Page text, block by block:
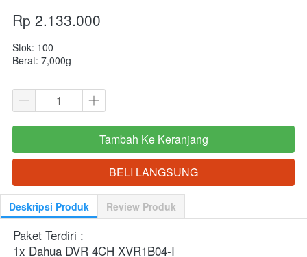
Rp 2.133.000
Stok: 100
Berat: 7,000g
`
Tambah Ke Keranjang
`BELI LANGSUNG
Deskripsi Produk Review Produk
Paket Terdiri :
1x Dahua DVR 4CH XVR1B04-I